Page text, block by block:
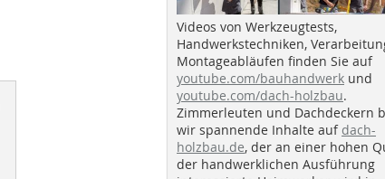
Videos von Werkzeugtests,
Handwerkstechniken,
Montageabläufen finden Sie auf
youtube.com/bauhandwerk und
youtube.com/dach-holzbau.
Zimmerleuten und Dachdeckern
wir spannende Inhalte auf dach-
holzbau.de, der an einer hohen
der handwerklichen Ausführung